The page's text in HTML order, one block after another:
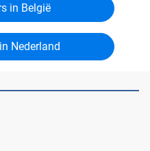
in België
Nederland